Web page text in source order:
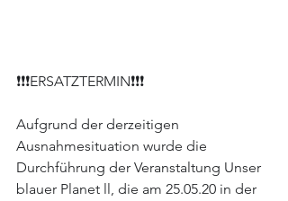
❗️❗️❗️ERSATZTERMIN❗️❗️❗️
Aufgrund der derzeitigen
Ausnahmesituation wurde die
Durchführung der Veranstaltung Unser
blauer Planet ll, die am 25.05.20 in der